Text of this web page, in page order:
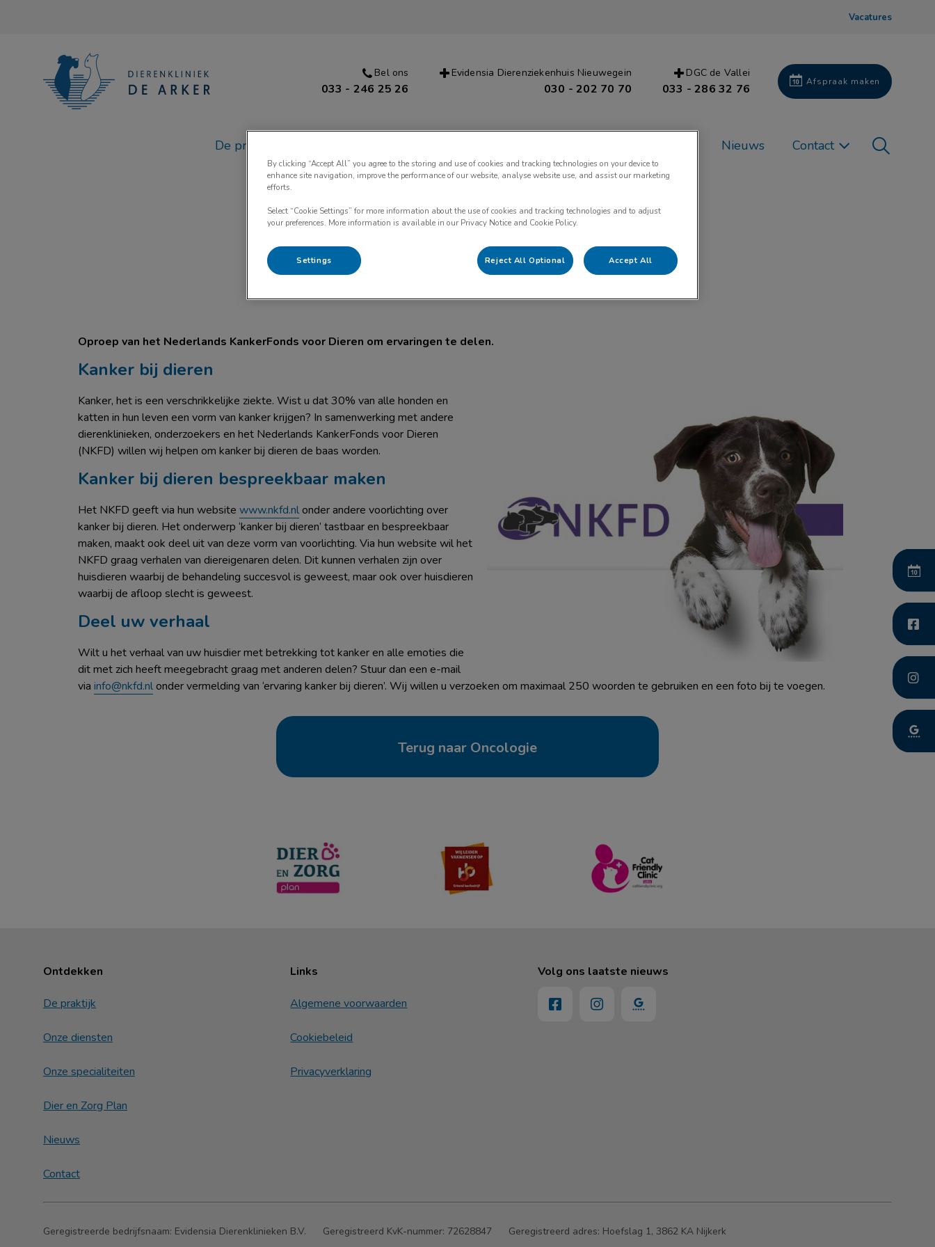
Vacatures
Homepage Dierenkliniek De Arker
Bel ons
033 - 246 25 26
Evidensia Dierenziekenhuis Nieuwegein
030 - 202 70 70
DGC de Vallei
033 - 286 32 76
Afspraak maken
De praktijk Nieuws Contact
Oproep NFKD: deel uw verhaal
Oproep van het Nederlands KankerFonds voor Dieren om ervaringen te delen.
Kanker bij dieren
Kanker, het is een verschrikkelijke ziekte. Wist u dat 30% van alle honden en
katten in hun leven een vorm van kanker krijgen? In samenwerking met andere
dierenklinieken, onderzoekers en het Nederlands KankerFonds voor Dieren
(NKFD) willen wij helpen om kanker bij dieren de baas worden.
Kanker bij dieren bespreekbaar maken
Het NKFD geeft via hun website www.nkfd.nlonder andere voorlichting over
kanker bij dieren. Het onderwerp ‘kanker bij dieren’ tastbaar en bespreekbaar
maken, maakt ook deel uit van deze vorm van voorlichting. Via hun website wil het
NKFD graag verhalen van diereigenaren delen. Dit kunnen verhalen zijn over
huisdieren waarbij de behandeling succesvol is geweest, maar ook over huisdieren
waarbij de afloop slecht is geweest.
Deel uw verhaal
Wilt u het verhaal van uw huisdier met betrekking tot kanker en alle emoties die
dit met zich heeft meegebracht graag met anderen delen? Stuur dan een e-mail
via info@nkfd.nlonder vermelding van ‘ervaring kanker bij dieren’. Wij willen u verzoeken om maximaal 250 woorden te gebruiken en een foto bij te voegen.
Terug naar Oncologie
Ontdekken
De praktijk
Onze diensten
Onze specialiteiten
Dier en Zorg Plan
Nieuws
Contact
Links
Algemene voorwaarden
Cookiebeleid
Privacyverklaring
Volg ons laatste nieuws
Geregistreerde bedrijfsnaam: Evidensia Dierenklinieken B.V. Geregistreerd KvK-nummer: 72628847 Geregistreerd adres: Hoefslag 1, 3862 KA Nijkerk
By clicking “Accept All” you agree to the storing and use of cookies and tracking technologies on your device to
enhance site navigation, improve the performance of our website, analyse website use, and assist our marketing
efforts.
Select “Cookie Settings” for more information about the use of cookies and tracking technologies and to adjust
your preferences. More information is available in our Privacy Notice and Cookie Policy.
Settings Reject All Optional Accept All